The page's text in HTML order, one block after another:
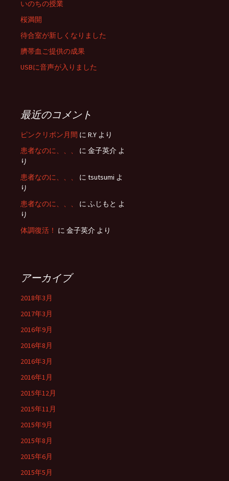
いのちの授業
桜満開
待合室が新しくなりました
臍帯血ご提供の成果
USBに音声が入りました
最近のコメント
ピンクリボン月間 に R.Y より
患者なのに、、、
に 金子英介 よ
り
患者なのに、、、
に tsutsumi よ
り
患者なのに、、、
に ふじもと よ
り
体調復活！ に 金子英介 より
アーカイブ
2018年3月
2017年3月
2016年9月
2016年8月
2016年3月
2016年1月
2015年12月
2015年11月
2015年9月
2015年8月
2015年6月
2015年5月